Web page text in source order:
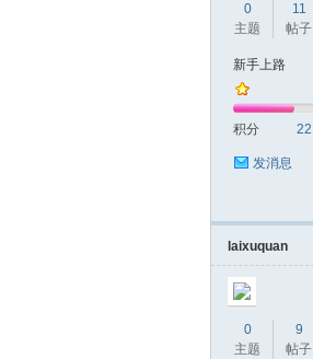
0
主题
11
帖子
新手上路
积分 22
发消息
laixuquan
0
主题
9
帖子